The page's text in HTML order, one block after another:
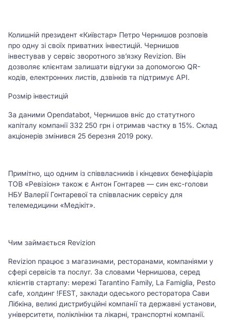
Колишній президент «Київстар» Петро Чернишов розповів
про одну зі своїх приватних інвестицій. Чернишов
інвестував у сервіс зворотного зв’язку Revizion. Він
дозволяє клієнтам залишати відгуки за допомогою QR-
кодів, електронних листів, дзвінків та підтримує API.
Розмір інвестицій
За даними Opendatabot, Чернишов вніс до статутного
капіталу компанії 332 250 грн і отримав частку в 15%. Склад
акціонерів змінився 25 березня 2019 року.
Примітно, що одним із співвласників і кінцевих бенефіціарів
ТОВ «Ревізіон» також є Антон Гонтарев — син екс-голови
НБУ Валерії Гонтаревої та співвласник сервісу для
телемедицини «Медікіт».
Чим займається Revizion
Revizion працює з магазинами, ресторанами, компаніями у
сфері сервісів та послуг. За словами Чернишова, серед
клієнтів стартапу: мережі Tarantino Family, La Famiglia, Pesto
cafe, холдинг !FEST, заклади одеського ресторатора Сави
Лібкіна, великі дистрибуційні компанії та державні установи,
університети, поліклініки та лікарні, транспортні компанії.